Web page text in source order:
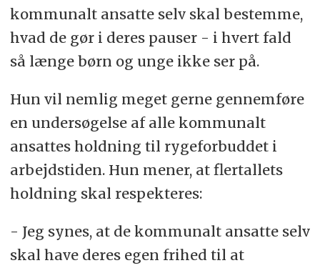
kommunalt ansatte selv skal bestemme,
hvad de gør i deres pauser - i hvert fald
så længe børn og unge ikke ser på.
Hun vil nemlig meget gerne gennemføre
en undersøgelse af alle kommunalt
ansattes holdning til rygeforbuddet i
arbejdstiden. Hun mener, at flertallets
holdning skal respekteres:
- Jeg synes, at de kommunalt ansatte selv
skal have deres egen frihed til at